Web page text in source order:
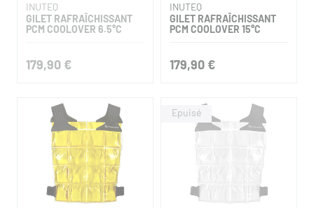
INUTEQ
GILET RAFRAÎCHISSANT
PCM COOLOVER 6.5°C
179,90 €
INUTEQ
GILET RAFRAÎCHISSANT
PCM COOLOVER 15°C
179,90 €